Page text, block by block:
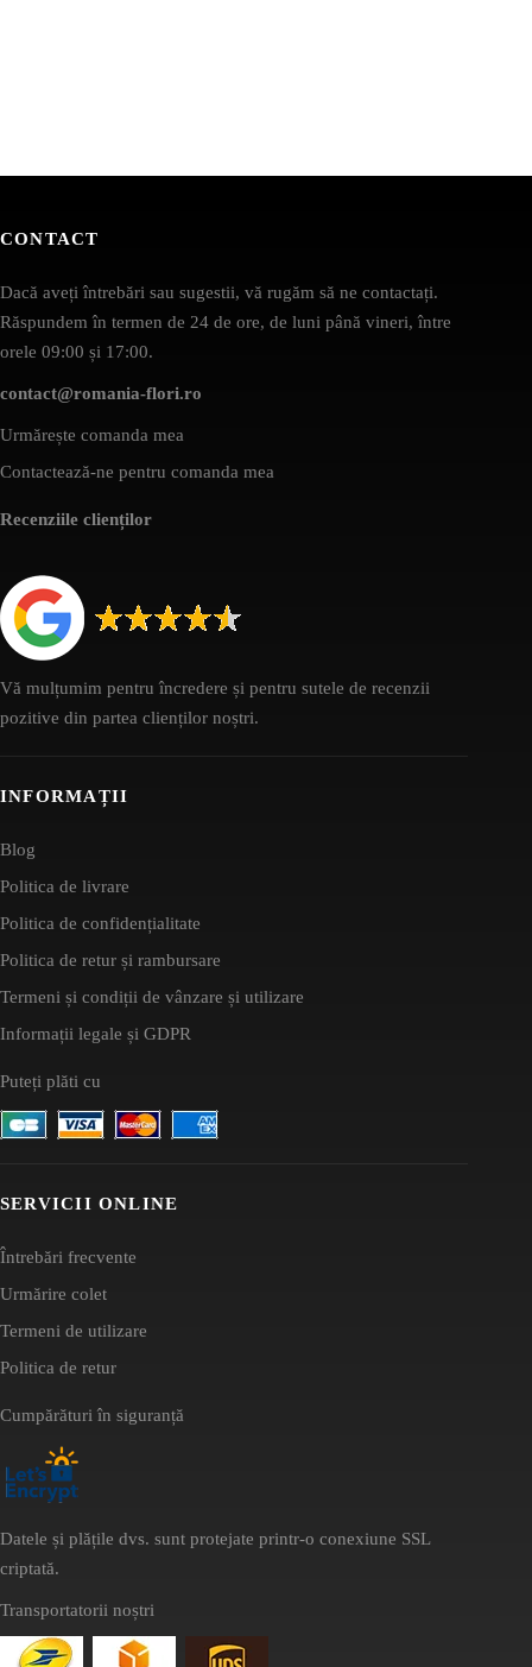
CONTACT
Dacă aveți întrebări sau sugestii, vă rugăm să ne contactați.
Răspundem în termen de 24 de ore, de luni până vineri, între
orele 09:00 și 17:00.
contact@romania-flori.ro
Urmărește comanda mea
Contactează-ne pentru comanda mea
Recenziile clienților
Vă mulțumim pentru încredere și pentru sutele de recenzii
pozitive din partea clienților noștri.
INFORMAȚII
Blog
Politica de livrare
Politica de confidențialitate
Politica de retur și rambursare
Termeni și condiții de vânzare și utilizare
Informații legale și GDPR
Puteți plăti cu
SERVICII ONLINE
Întrebări frecvente
Urmărire colet
Termeni de utilizare
Politica de retur
Cumpărături în siguranță
Datele și plățile dvs. sunt protejate printr-o conexiune SSL
criptată.
Transportatorii noștri